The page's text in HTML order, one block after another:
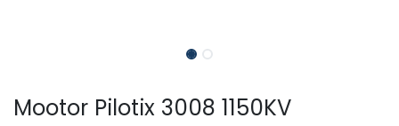
Mootor Pilotix 3008 1150KV